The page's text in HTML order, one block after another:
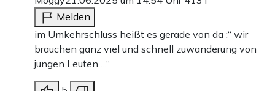
Melden
im Umkehrschluss heißt es gerade von da :“ wir
brauchen ganz viel und schnell zuwanderung von
jungen Leuten….“